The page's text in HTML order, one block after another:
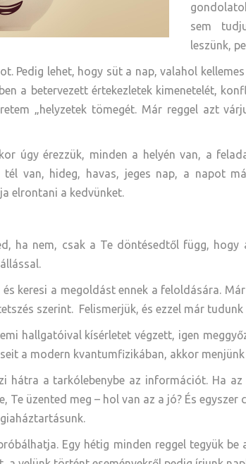
sem
leszünk,
Pedig lehet, hogy süt a nap, valahol
a betervezett értekezletek kimenetelét,
„helyzetek tömegét. Már reggel azt
úgy érezzük, minden a helyén van, a
tél van, hideg, havas, jeges nap, a napot
elrontani a kedvünket.
ha nem, csak a Te döntésedtől függ, hogy
keresi a megoldást ennek a feloldására.
szerint. Felismerjük, és ezzel már
hallgatóival kísérletet végzett, igen
a modern kvantumfizikában, akkor
hátra a tarkólebenybe az információt. Ha
Te üzented meg – hol van az a jó? És
Egy hétig minden reggel tegyük